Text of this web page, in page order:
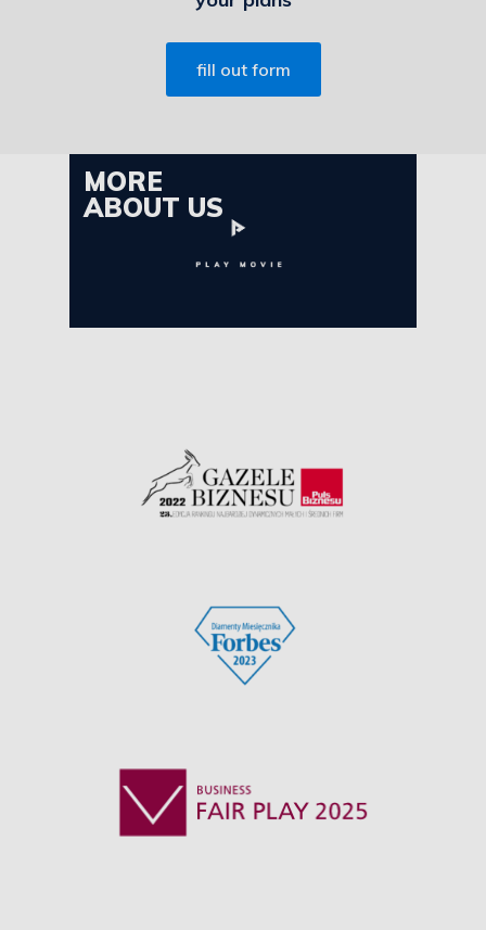
fill out form
MORE
ABOUT US